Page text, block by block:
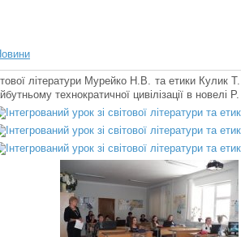
літератури Мурейко Н.В. та етики Кулик
технократичної цивілізації в новелі